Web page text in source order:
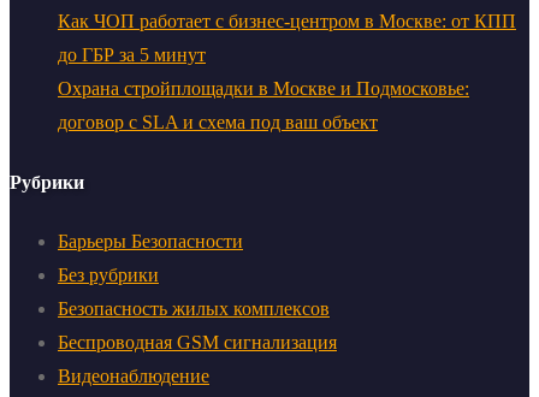
Как ЧОП работает с бизнес-центром в Москве: от КПП
до ГБР за 5 минут
Охрана стройплощадки в Москве и Подмосковье:
договор с SLA и схема под ваш объект
Рубрики
Барьеры Безопасности
Без рубрики
Безопасность жилых комплексов
Беспроводная GSM сигнализация
Видеонаблюдение